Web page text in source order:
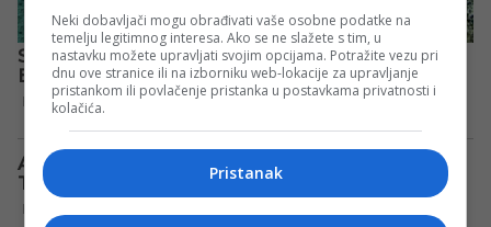
Neki dobavljači mogu obrađivati vaše osobne podatke na
temelju legitimnog interesa. Ako se ne slažete s tim, u
nastavku možete upravljati svojim opcijama. Potražite vezu pri
dnu ove stranice ili na izborniku web-lokacije za upravljanje
pristankom ili povlačenje pristanka u postavkama privatnosti i
kolačića.
Pristanak